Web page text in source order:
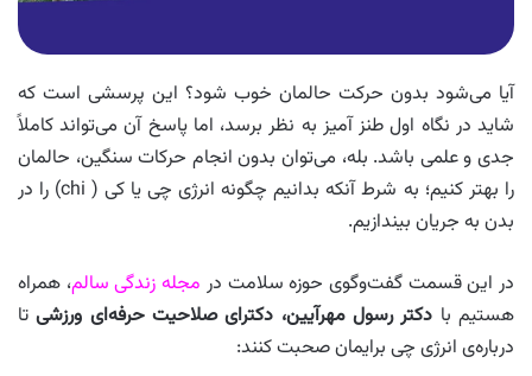
آیا می‌شود بدون حرکت حالمان خوب شود؟ این پرسشی است که
شاید در نگاه اول طنز آمیز به نظر برسد، اما پاسخ آن می‌تواند کاملاً
جدی و علمی باشد. بله، می‌توان بدون انجام حرکات سنگین، حالمان
را بهتر کنیم؛ به شرط آنکه بدانیم چگونه انرژی چی یا کی ( chi) را در
بدن به جریان بیندازیم.
در این قسمت گفت‌وگوی حوزه سلامت در مجله زندگی سالم، همراه
هستیم با دکتر رسول مهرآیین، دکترای صلاحیت حرفه‌ای ورزشی تا
درباره‌ی انرژی چی برایمان صحبت کنند: